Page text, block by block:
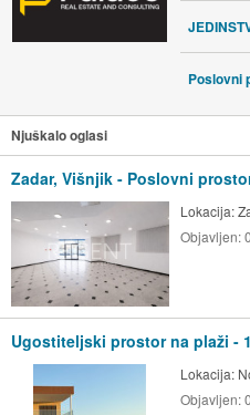
Poslovni
Njuškalo oglasi
Zadar, Višnjik - Poslovni
Lokacija:
Objavljen:
Ugostiteljski prostor na plaži -
Lokacija:
Objavljen: